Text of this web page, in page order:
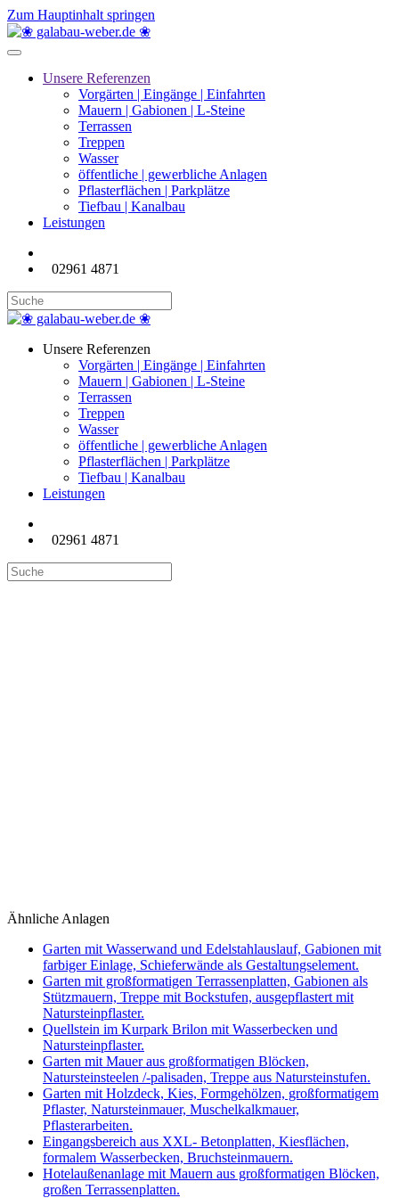
Zum Hauptinhalt springen
Unsere Referenzen
Vorgärten | Eingänge | Einfahrten
Mauern | Gabionen | L-Steine
Terrassen
Treppen
Wasser
öffentliche | gewerbliche Anlagen
Pflasterflächen | Parkplätze
Tiefbau | Kanalbau
Leistungen
02961 4871
Unsere Referenzen
Vorgärten | Eingänge | Einfahrten
Mauern | Gabionen | L-Steine
Terrassen
Treppen
Wasser
öffentliche | gewerbliche Anlagen
Pflasterflächen | Parkplätze
Tiefbau | Kanalbau
Leistungen
02961 4871
Ähnliche Anlagen
Garten mit Wasserwand und Edelstahlauslauf, Gabionen mit
farbiger Einlage, Schieferwände als Gestaltungselement.
Garten mit großformatigen Terrassenplatten, Gabionen als
Stützmauern, Treppe mit Bockstufen, ausgepflastert mit
Natursteinpflaster.
Quellstein im Kurpark Brilon mit Wasserbecken und
Natursteinpflaster.
Garten mit Mauer aus großformatigen Blöcken,
Natursteinsteelen /-palisaden, Treppe aus Natursteinstufen.
Garten mit Holzdeck, Kies, Formgehölzen, großformatigem
Pflaster, Natursteinmauer, Muschelkalkmauer,
Pflasterarbeiten.
Eingangsbereich aus XXL- Betonplatten, Kiesflächen,
formalem Wasserbecken, Bruchsteinmauern.
Hotelaußenanlage mit Mauern aus großformatigen Blöcken,
großen Terrassenplatten.